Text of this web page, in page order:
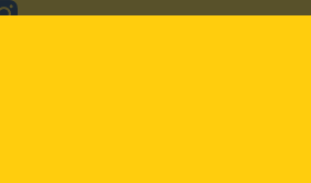
Instagram